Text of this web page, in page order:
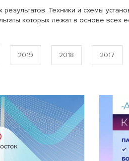
Техники и схемы
которых лежат в основе всех
2019 2018 2017